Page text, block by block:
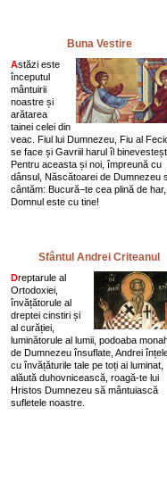
Buna Vestire
Astăzi este
începutul
mântuirii
noastre și
arătarea
tainei celei din
veac. Fiul lui Dumnezeu, Fiu al
se face și Gavriil harul îl
Pentru aceasta și noi, împreună cu
dânsul, Născătoarei de Dumnezeu
cântăm: Bucură−te cea plină de har,
Domnul este cu tine!
Sfântul Andrei Criteanul
Dreptarule al
Ortodoxiei,
învățătorule al
dreptei cinstiri și
al curăției,
luminătorule al lumii, podoaba
de Dumnezeu însuflate, Andrei
cu învățăturile tale pe toți ai luminat,
alăută duhovnicească, roagă-te lui
Hristos Dumnezeu să mântuiască
sufletele noastre.